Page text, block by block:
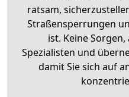
ratsam,
Straßensperrungen
ist. Keine
Spezialisten und
damit Sie sich auf